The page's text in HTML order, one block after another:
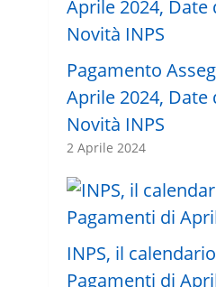
Pagamento
Aprile 2024, Date
Novità INPS
2 Aprile 2024
INPS, il
Pagamenti di